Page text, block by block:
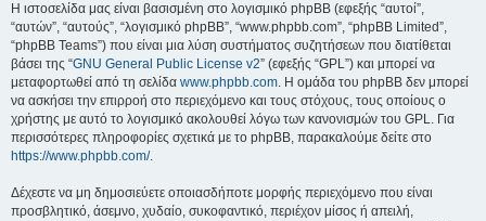
Η ιστοσελίδα μας είναι βασισμένη στο λογισμικό phpBB (εφεξής “αυτοί”,
“αυτών”, “αυτούς”, “λογισμικό phpBB”, “www.phpbb.com”, “phpBB Limited”,
“phpBB Teams”) που είναι μια λύση συστήματος συζητήσεων που διατίθεται
βάσει της “GNU General Public License v2” (εφεξής “GPL”) και μπορεί να
μεταφορτωθεί από τη σελίδα www.phpbb.com. Η ομάδα του phpBB δεν μπορεί
να ασκήσει την επιρροή στο περιεχόμενο και τους στόχους, τους οποίους ο
χρήστης με αυτό το λογισμικό ακολουθεί λόγω των κανονισμών του GPL. Για
περισσότερες πληροφορίες σχετικά με το phpBB, παρακαλούμε δείτε στο
https://www.phpbb.com/.
Δέχεστε να μη δημοσιεύετε οποιασδήποτε μορφής περιεχόμενο που είναι
προσβλητικό, άσεμνο, χυδαίο, συκοφαντικό, περιέχον μίσος ή απειλή,